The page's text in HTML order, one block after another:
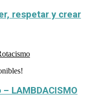
respetar y crear
LAMBDACISMO